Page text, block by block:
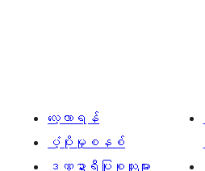
လေ့လာရန်
ပံ့ပိုးမှုစနစ်
ဒဏ္ဍာရီပြုစုသူများ